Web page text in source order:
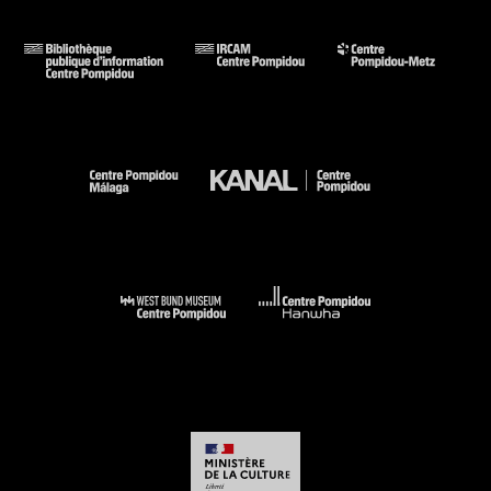
« Le coup des lendemains qui chantent, on nous l’a tellement
fait (...). Devant le bilan de l’époque des grandes vérités
centième anniversaire de la législation des syndicats, elle
samedi 21 décembre, 14h30, Cinéma 2